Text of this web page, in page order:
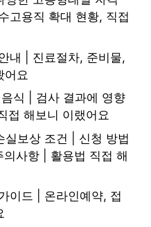
고용직 확대 현황, 직접
내 | 진료절차, 준비물,
어요
식 | 검사 결과에 영향
접 해보니 이랬어요
실보상 조건 | 신청 방법
의사항 | 활용법 직접 해
이드 | 온라인예약, 접